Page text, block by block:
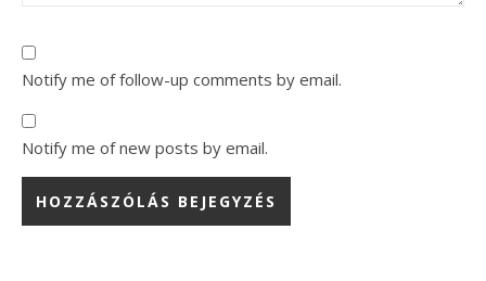
Notify me of follow-up comments by email.
Notify me of new posts by email.